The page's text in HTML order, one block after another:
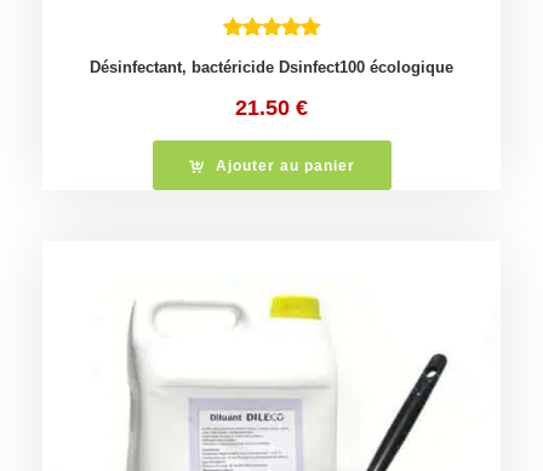
Désinfectant, bactéricide Dsinfect100 écologique
21.50 €
Ajouter au panier